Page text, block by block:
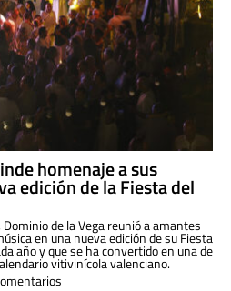
homenaje a sus
edición de la Fiesta del
de la Vega reunió a amantes
en una nueva edición de su Fiesta
año y que se ha convertido en una de
vitivinícola valenciano.